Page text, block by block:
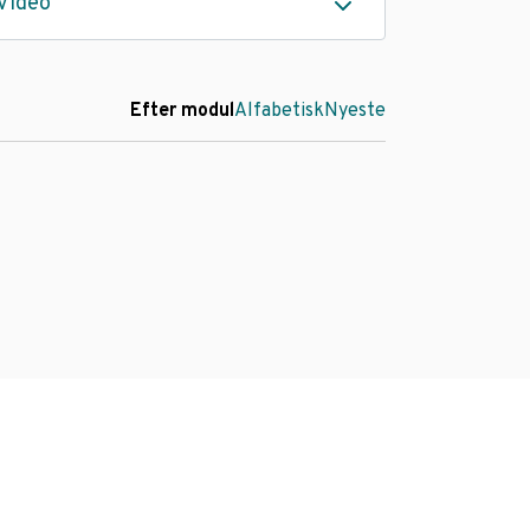
Efter modulAlfabetiskNyeste